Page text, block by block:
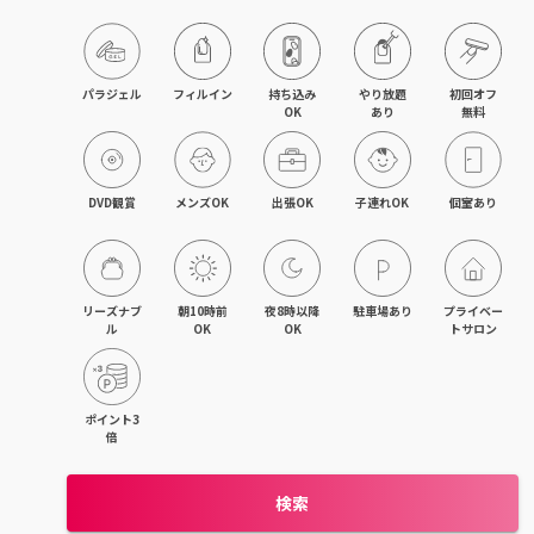
藤沢・湘南台・江ノ島
武蔵小杉・日吉・綱島
相模大野・小田急相模原
東林間・中央林間・南林間
大和・さがみ野・二俣川
上大岡・金沢文庫・港南台
パラジェル フィルイン
持ち込み
OK
やり放題
あり
初回オフ
無料
DVD観賞 メンズOK 出張OK 子連れOK 個室あり
リーズナブ
ル
朝10時前
OK
夜8時以降
OK
駐車場あり
プライベー
トサロン
ポイント3
倍
検索